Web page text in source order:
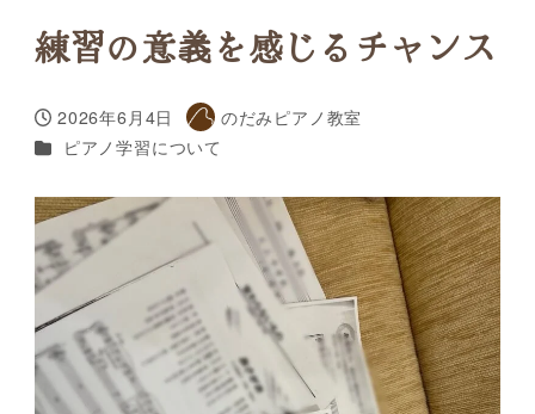
練習の意義を感じるチャンス
投稿日
2026年6月4日
著
者
のだみピアノ教室
カテゴリー
ピアノ学習について